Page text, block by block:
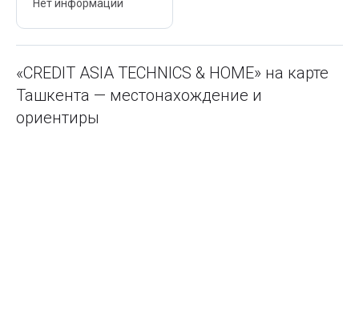
Нет информации
«CREDIT ASIA TECHNICS & HOME» на карте
Ташкента — местонахождение и
ориентиры